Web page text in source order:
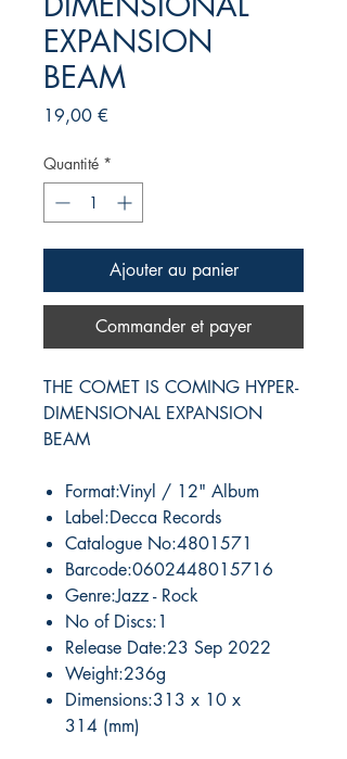
EXPANSION
BEAM
19,00 €Prix
Quantité *
Ajouter au panier
Commander et payer
THE COMET IS COMING HYPER-
DIMENSIONAL EXPANSION
BEAM
Format:Vinyl / 12" Album
Label:Decca Records
Catalogue No:4801571
Barcode:0602448015716
Genre:Jazz - Rock
No of Discs:1
Release Date:23 Sep 2022
Weight:236g
Dimensions:313 x 10 x
314 (mm)